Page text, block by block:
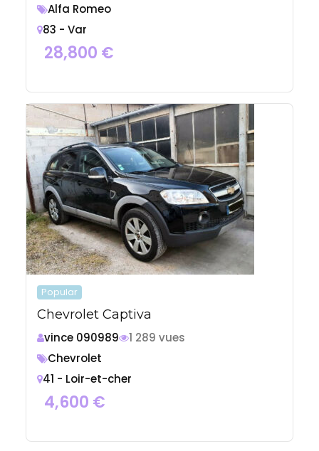
Alfa Romeo
83 - Var
28,800 €
Popular
Chevrolet Captiva
vince 090989
1 289 vues
Chevrolet
41 - Loir-et-cher
4,600 €